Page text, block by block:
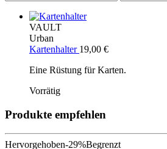
VAULT
Urban
Kartenhalter 19,00 €
Eine Rüstung für Karten.
Vorrätig
Produkte empfehlen
Hervorgehoben-29%Begrenzt